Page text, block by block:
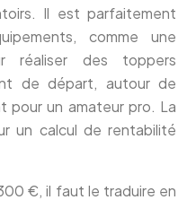
Il est parfaitement
comme une
réaliser des toppers
de départ, autour de
pour un amateur pro. La
un calcul de rentabilité
€, il faut le traduire en